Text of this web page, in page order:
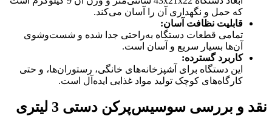
که حمل و نگهداری آن را آسان می‌کند.
قابلیت نظافت آسان:
تمامی قطعات دستگاه به‌راحتی جدا شده و شست‌وشوی
آن‌ها بسیار سریع و آسان است.
کاربرد گسترده:
این دستگاه برای آشپزخانه‌های خانگی، رستوران‌ها، و حتی
کارگاه‌های کوچک تولید مواد غذایی ایده‌آل است.
نقد و بررسی سوسیس‌پرکن دستی 3 لیتری